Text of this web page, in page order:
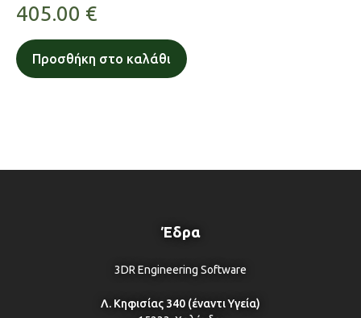
405.00 €
Προσθήκη στο καλάθι
Έδρα
3DR Engineering Software
Λ. Κηφισίας 340 (έναντι Υγεία)